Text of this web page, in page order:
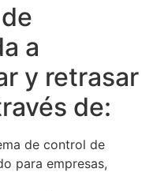
a
y retrasar
de:
de control de
para empresas,